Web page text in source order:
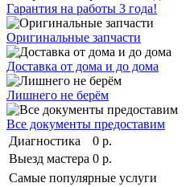
Гарантия на работы 3 года!
Оригинальные запчасти
Доставка от дома и до дома
Лишнего не берём
Все документы предоставим
Диагностика
0 р.
Выезд мастера 0 р.
Самые популярные услуги